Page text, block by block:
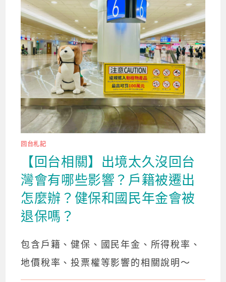
回台札記
【回台相關】出境太久沒回台
灣會有哪些影響？戶籍被遷出
怎麼辦？健保和國民年金會被
退保嗎？
包含戶籍、健保、國民年金、所得稅率、
地價稅率、投票權等影響的相關說明～